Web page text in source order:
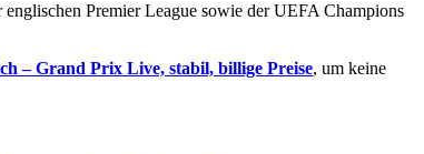
Premier League sowie der UEFA Champions
– Grand Prix Live, stabil, billige Preise, um keine